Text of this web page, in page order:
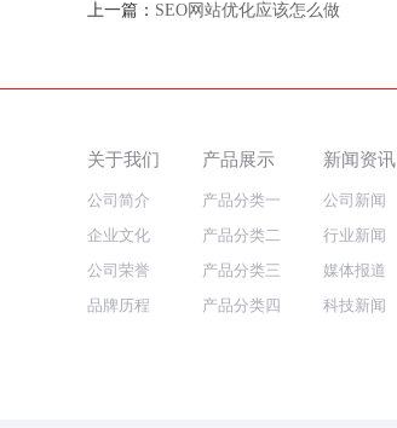
上一篇： SEO网站优化应该怎么做
关于我们
公司简介
企业文化
公司荣誉
品牌历程
产品展示
产品分类一
产品分类二
产品分类三
产品分类四
新闻资讯
公司新闻
行业新闻
媒体报道
科技新闻